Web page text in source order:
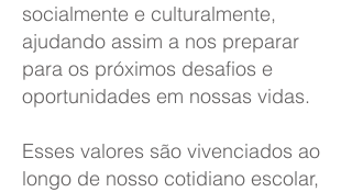
socialmente e culturalmente,
ajudando assim a nos preparar
para os próximos desafios e
oportunidades em nossas vidas.
Esses valores são vivenciados ao
longo de nosso cotidiano escolar,